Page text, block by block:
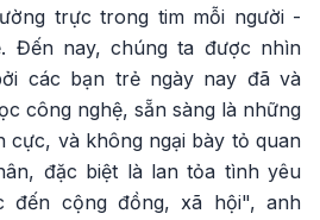
trực trong tim mỗi người -
Đến nay, chúng ta được nhìn
các bạn trẻ ngày nay đã và
công nghệ, sẵn sàng là những
cực, và không ngại bày tỏ quan
đặc biệt là lan tỏa tình yêu
đến cộng đồng, xã hội", anh